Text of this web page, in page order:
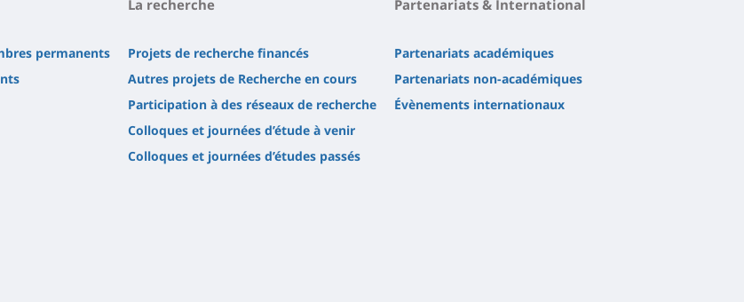
permanents
La recherche
Projets de recherche financés
Autres projets de Recherche en cours
Participation à des réseaux de recherche
Colloques et journées d’étude à venir
Colloques et journées d’études passés
Partenariats & International
Partenariats académiques
Partenariats non-académiques
Évènements internationaux